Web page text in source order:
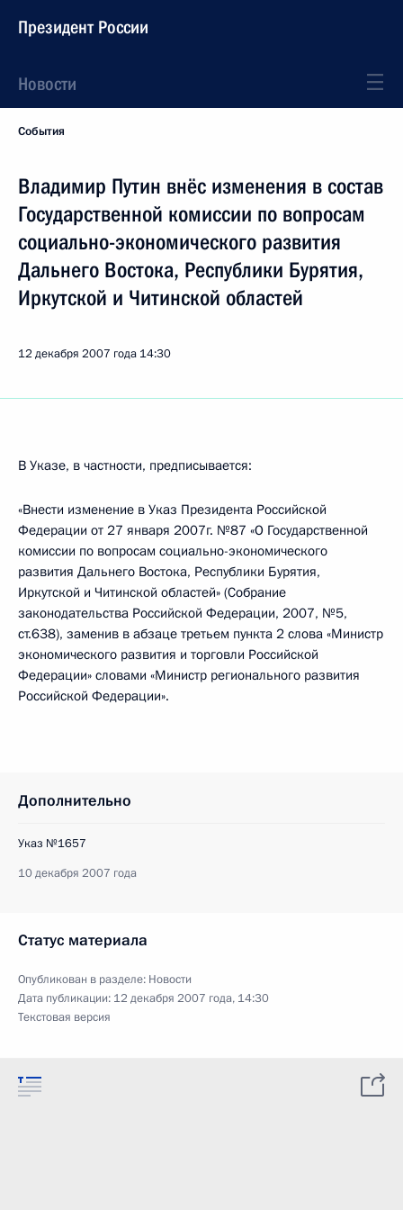
Президент России
Новости
События
Владимир Путин внёс изменения в состав
Государственной комиссии по вопросам
социально-экономического развития
Дальнего Востока, Республики Бурятия,
Иркутской и Читинской областей
12 декабря 2007 года 14:30
В Указе, в частности, предписывается:
«Внести изменение в Указ Президента Российской
Федерации от 27 января 2007г. №87 «О Государственной
комиссии по вопросам социально-экономического
развития Дальнего Востока, Республики Бурятия,
Иркутской и Читинской областей» (Собрание
законодательства Российской Федерации, 2007, №5,
ст.638), заменив в абзаце третьем пункта 2 слова «Министр
экономического развития и торговли Российской
Федерации» словами «Министр регионального развития
Российской Федерации».
Дополнительно
Указ №1657
10 декабря 2007 года
Статус материала
Опубликован в разделе: Новости
Дата публикации: 12 декабря 2007 года, 14:30
Текстовая версия